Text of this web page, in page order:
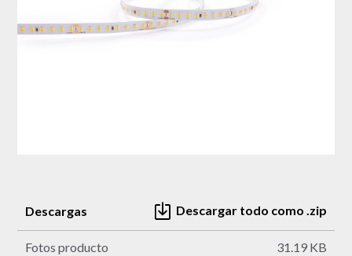
Descargas Descargar todo como .zip
Fotos producto 31.19 KB